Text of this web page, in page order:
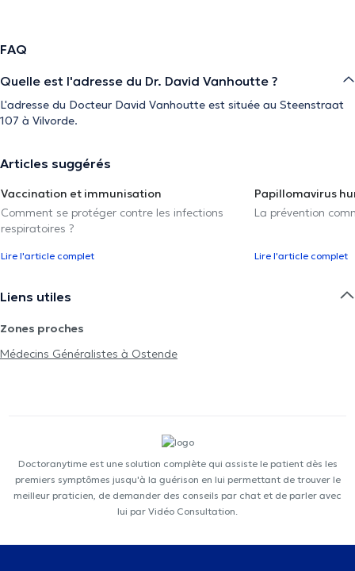
FAQ
Quelle est l'adresse du Dr. David Vanhoutte ?
L'adresse du Docteur David Vanhoutte est située au Steenstraat
107 à Vilvorde.
Articles suggérés
Vaccination et immunisation
Comment se protéger contre les infections
respiratoires ?
Lire l'article complet
Papillomavirus
La prévention
Lire l'article complet
Liens utiles
Zones proches
Médecins Généralistes à Ostende
Doctoranytime est une solution complète qui assiste le patient dès les
premiers symptômes jusqu'à la guérison en lui permettant de trouver le
meilleur praticien, de demander des conseils par chat et de parler avec
lui par Vidéo Consultation.